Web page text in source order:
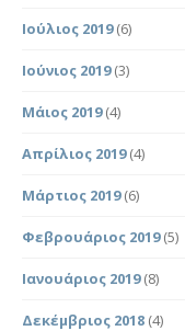
Ιούλιος 2019(6)
Ιούνιος 2019(3)
Μάιος 2019(4)
Απρίλιος 2019(4)
Μάρτιος 2019(6)
Φεβρουάριος 2019(5)
Ιανουάριος 2019(8)
Δεκέμβριος 2018 (4)